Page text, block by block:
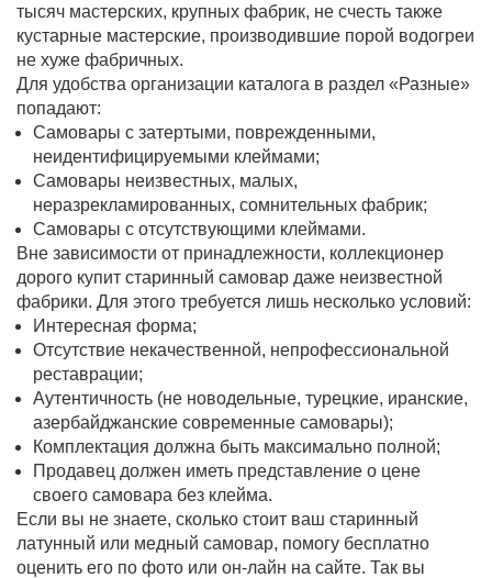
тысяч мастерских, крупных фабрик, не счесть также
кустарные мастерские, производившие порой водогреи
не хуже фабричных.
Для удобства организации каталога в раздел «Разные»
попадают:
Самовары с затертыми, поврежденными,
неидентифицируемыми клеймами;
Самовары неизвестных, малых,
неразрекламированных, сомнительных фабрик;
Самовары с отсутствующими клеймами.
Вне зависимости от принадлежности, коллекционер
дорого купит старинный самовар даже неизвестной
фабрики. Для этого требуется лишь несколько условий:
Интересная форма;
Отсутствие некачественной, непрофессиональной
реставрации;
Аутентичность (не новодельные, турецкие, иранские,
азербайджанские современные самовары);
Комплектация должна быть максимально полной;
Продавец должен иметь представление о цене
своего самовара без клейма.
Если вы не знаете, сколько стоит ваш старинный
латунный или медный самовар, помогу бесплатно
оценить его по фото или он-лайн на сайте. Так вы